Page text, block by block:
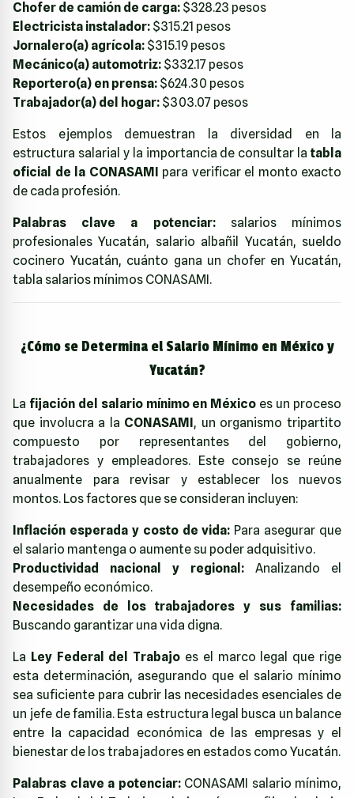
Chofer de camión de carga: $328.23 pesos
Electricista instalador: $315.21 pesos
Jornalero(a) agrícola: $315.19 pesos
Mecánico(a) automotriz: $332.17 pesos
Reportero(a) en prensa: $624.30 pesos
Trabajador(a) del hogar: $303.07 pesos
Estos ejemplos demuestran la diversidad en la
estructura salarial y la importancia de consultar la tabla
oficial de la CONASAMI para verificar el monto exacto
de cada profesión.
Palabras clave a potenciar:salarios mínimos
profesionales Yucatán, salario albañil Yucatán, sueldo
cocinero Yucatán, cuánto gana un chofer en Yucatán,
tabla salarios mínimos CONASAMI.
¿Cómo se Determina el Salario Mínimo en México y
Yucatán?
La fijación del salario mínimo en México es un proceso
que involucra a la CONASAMI, un organismo tripartito
compuesto por representantes del gobierno,
trabajadores y empleadores. Este consejo se reúne
anualmente para revisar y establecer los nuevos
montos. Los factores que se consideran incluyen:
Inflación esperada y costo de vida: Para asegurar que
el salario mantenga o aumente su poder adquisitivo.
Productividad nacional y regional: Analizando el
desempeño económico.
Necesidades de los trabajadores y sus familias:
Buscando garantizar una vida digna.
La Ley Federal del Trabajo es el marco legal que rige
esta determinación, asegurando que el salario mínimo
sea suficiente para cubrir las necesidades esenciales de
un jefe de familia. Esta estructura legal busca un balance
entre la capacidad económica de las empresas y el
bienestar de los trabajadores en estados como Yucatán.
Palabras clave a potenciar:CONASAMI salario mínimo,